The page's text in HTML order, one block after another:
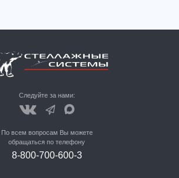
Следуйте за нами:
По всем вопросам Вы можете
обращаться по телефону
8-800-700-600-3